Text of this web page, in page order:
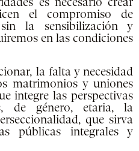
es necesario crear
el compromiso de
la sensibilización y
en las condiciones
la falta y necesidad
matrimonios y uniones
integre las perspectivas
de género, etaria, la
que sirva
públicas integrales y